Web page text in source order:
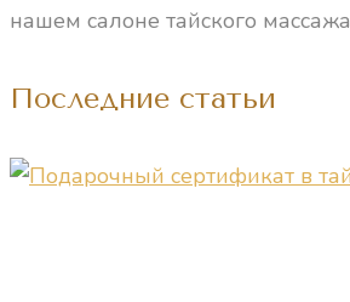
нашем салоне тайского
Последние статьи